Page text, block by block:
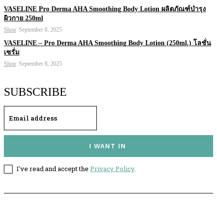
VASELINE Pro Derma AHA Smoothing Body Lotion ผลิตภัณฑ์บำรุง
ผิวกาย 250ml
Shop September 8, 2025
VASELINE – Pro Derma AHA Smoothing Body Lotion (250ml.) โลชั่น
เซรั่ม
Shop September 8, 2025
SUBSCRIBE
I WANT IN
I've read and accept the Privacy Policy.